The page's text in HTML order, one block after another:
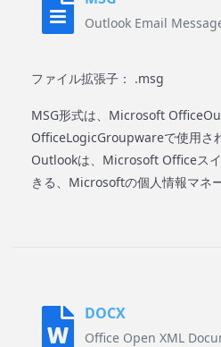
Outlook Email
ファイル拡張子： .msg
MSG形式は、Microsoft
OfficeLogicGroupwareで使用さ
Outlookは、Microsoft Officeス
きる、Microsoftの個人情報マネ
DOCX
Office Open XML